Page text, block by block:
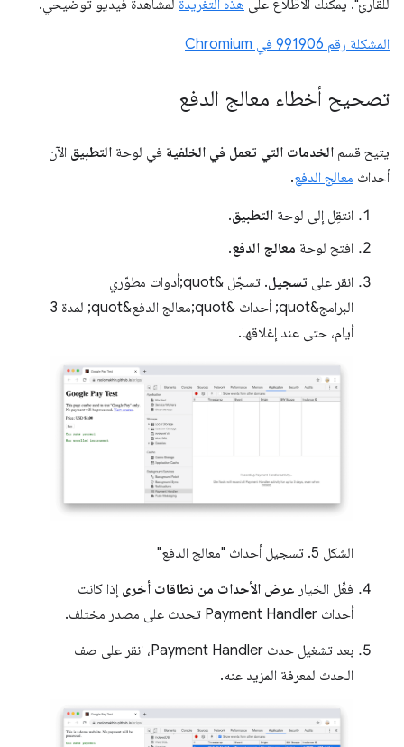
للقارئ". يمكنك الاطّلاع على هذه التغريدة لمشاهدة فيديو توضيحي.
المشكلة رقم 991906 في Chromium
تصحيح أخطاء معالج الدفع
يتيح قسم الخدمات التي تعمل في الخلفية في لوحة التطبيق الآن
أحداث معالج الدفع.
انتقِل إلى لوحة التطبيق.
افتح لوحة معالج الدفع.
انقر على تسجيل
. تسجّل &quot;أدوات مطوّري
البرامج&quot; أحداث &quot;معالج الدفع&quot; لمدة 3
أيام، حتى عند إغلاقها.
الشكل 5. تسجيل أحداث "معالج الدفع"
فعِّل الخيار عرض الأحداث من نطاقات أخرى إذا كانت
أحداث Payment Handler تحدث على مصدر مختلف.
بعد تشغيل حدث Payment Handler، انقر على صف
الحدث لمعرفة المزيد عنه.